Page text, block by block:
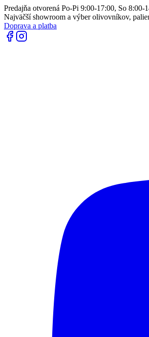
Predajňa otvorená Po-Pi 9:00-17:00, So 8:00-
Najväčší showroom a výber olivovníkov,
Doprava a platba